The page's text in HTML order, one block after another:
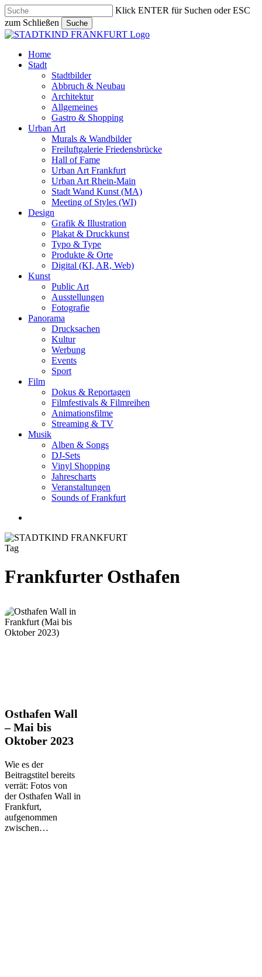
Skip
to
main
content
Klick ENTER für Suchen oder ESC
zum Schließen
Suche
Close
search
Menu
Home
Stadt
Stadtbilder
Abbruch & Neubau
Architektur
Allgemeines
Gastro & Shopping
Urban Art
Murals & Wandbilder
Freiluftgalerie Friedensbrücke
Hall of Fame
Urban Art Frankfurt
Urban Art Rhein-Main
Stadt Wand Kunst (MA)
Meeting of Styles (WI)
Design
Grafik & Illustration
Plakat & Druckkunst
Typo & Type
Produkte & Orte
Digital (KI, AR, Web)
Kunst
Public Art
Ausstellungen
Fotografie
Panorama
Drucksachen
Kultur
Werbung
Events
Sport
Film
Dokus & Reportagen
Filmfestivals & Filmreihen
Animationsfilme
Streaming & TV
Musik
Alben & Songs
DJ-Sets
Vinyl Shopping
Jahrescharts
Veranstaltungen
Sounds of Frankfurt
Tag
Frankfurter Osthafen
Osthafen
Wall
–
Mai
Oktober
2023
Osthafen Wall
– Mai bis
Oktober 2023
Wie es der
Beitragstitel bereits
verrät: Fotos von
der Osthafen Wall in
Frankfurt,
aufgenommen
zwischen…